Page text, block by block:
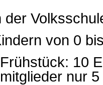
der
von 0
10
nur